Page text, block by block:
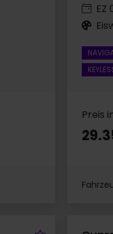
EZ
Preis